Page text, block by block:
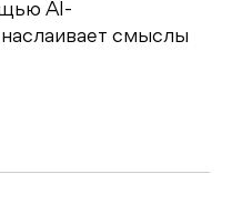
AI-
смыслы